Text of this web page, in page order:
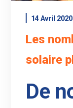
14 Avril 2020
Les
solaire
De